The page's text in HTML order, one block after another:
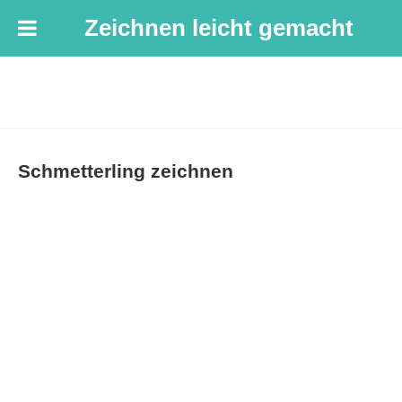
Zeichnen leicht gemacht
Schmetterling zeichnen